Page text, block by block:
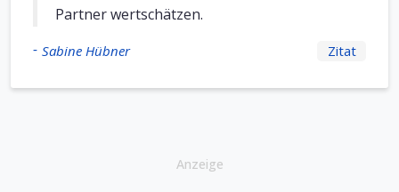
Partner wertschätzen.
- Sabine Hübner Zitat
Anzeige